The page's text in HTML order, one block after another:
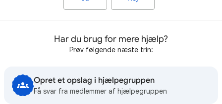
Har du brug for mere hjælp?
Prøv følgende næste trin:
Opret et opslag i hjælpegruppen
Få svar fra medlemmer af hjælpegruppen